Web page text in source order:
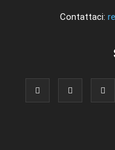
Contattaci: